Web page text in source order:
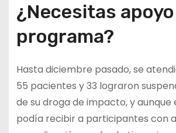
¿Necesitas
programa?
Hasta diciembre pasado, se
55 pacientes y 33 lograron
de su droga de impacto, y aunque
podía recibir a participantes con